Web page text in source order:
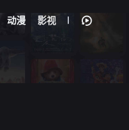
动漫 影视